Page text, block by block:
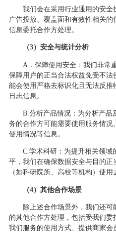
我们会在采用行业通用的安
广告投放、覆盖面和有效性相关
信息委托合作方处理。
（3）安全与统计分析
A．保障使用安全：我们非常
保障用户的正当合法权益免受不
能会使用严格去标识化且无法反推
日志信息。
B.分析产品情况：为分析产品
务的合作方可能需要使用服务情
使用情况等信息。
C.学术科研：为提升相关领域
平，我们在确保数据安全与目的
（如科研院所、高校等机构）使用
（4）其他合作场景
除上述合作场景外，我们还
的其他合作方处理，包括受我们
我们服务的使用方式、提供商家会